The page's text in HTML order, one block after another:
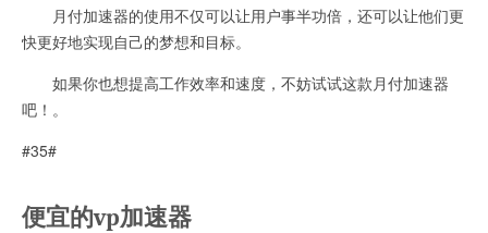
月付加速器的使用不仅可以让用户事半功倍，还可以让他们更
快更好地实现自己的梦想和目标。
如果你也想提高工作效率和速度，不妨试试这款月付加速器
吧！。
#35#
便宜的vp加速器